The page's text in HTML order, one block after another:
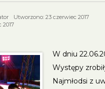
Utworzono: 23 czerwiec 2017
2017
W dniu
Występy
Najmłodsi z